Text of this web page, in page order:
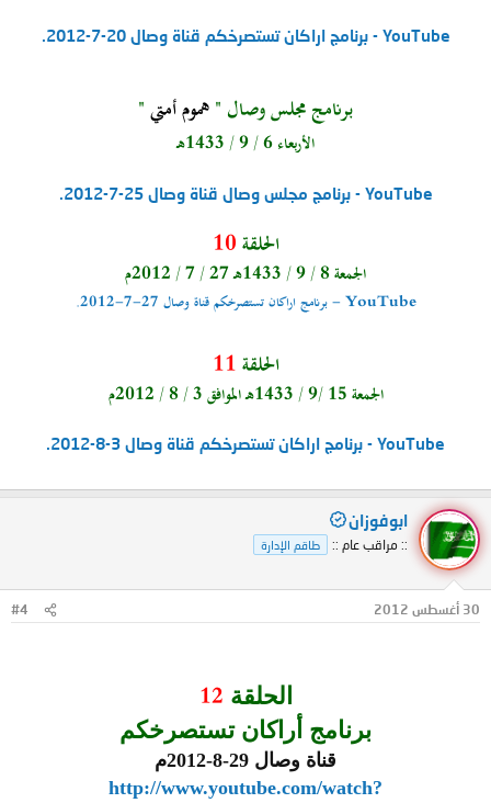
‫برنامج اراكان تستصرخكم قناة وصال 20-7-2012.‬‎ - YouTube
برنامج مجلس وصال "هموم أمتي"
الأربعاء 6 / 9 / 1433هـ
‫برنامج مجلس وصال قناة وصال 25-7-2012.‬‎ - YouTube
الحلقة10
الجمعة 8 / 9 / 1433هـ 27 / 7 / 2012م
‫برنامج اراكان تستصرخكم قناة وصال 27-7-2012.‬‎ - YouTube
الحلقة11
الجمعة 15 /9 / 1433هـ الموافق 3 / 8 / 2012م
‫برنامج اراكان تستصرخكم قناة وصال 3-8-2012.‬‎ - YouTube
ابوفوزان
:: مراقب عام :: طاقم الإدارة
30 أغسطس 2012 #4
الحلقة 12
برنامج أراكان تستصرخكم
قناة وصال 29-8-2012م
http://www.youtube.com/watch?